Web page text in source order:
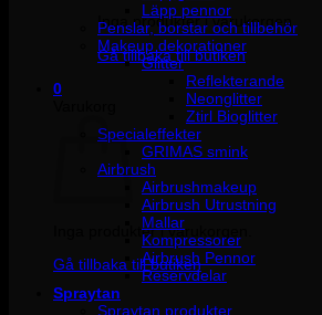
Inga produkter i varukorgen.
Gå tillbaka till butiken
0
Inga produkter i varukorgen.
Gå tillbaka till butiken
Läpp pennor
Penslar, borstar och tillbehör
Makeup dekorationer
Glitter
Reflekterande
Neonglitter
Ztirl Bioglitter
Specialeffekter
GRIMAS smink
Airbrush
Airbrushmakeup
Airbrush Utrustning
Mallar
Kompressorer
Airbrush Pennor
Reservdelar
Spraytan
Spraytan produkter